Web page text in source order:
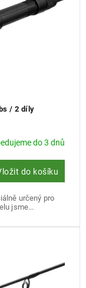
/ 2 díly
do 3 dnů
do košíku
určený pro
jsme...